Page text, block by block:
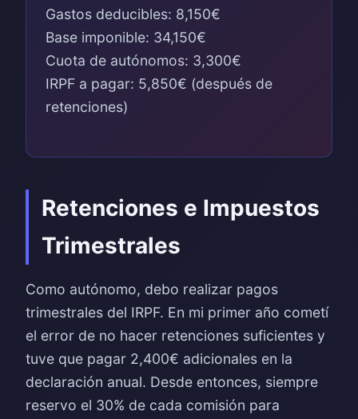
Gastos deducibles: 8,150€
Base imponible: 34,150€
Cuota de autónomos: 3,300€
IRPF a pagar: 5,850€ (después de
retenciones)
Retenciones e Impuestos
Trimestrales
Como autónomo, debo realizar pagos
trimestrales del IRPF. En mi primer año cometí
el error de no hacer retenciones suficientes y
tuve que pagar 2,400€ adicionales en la
declaración anual. Desde entonces, siempre
reservo el 30% de cada comisión para